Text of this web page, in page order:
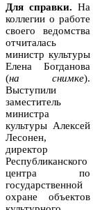
Для справки. На
коллегии о работе
своего ведомства
отчиталась
министр культуры
Елена Богданова
(на снимке).
Выступили
заместитель
министра
культуры Алексей
Лесонен,
директор
Республиканского
центра по
государственной
охране объектов